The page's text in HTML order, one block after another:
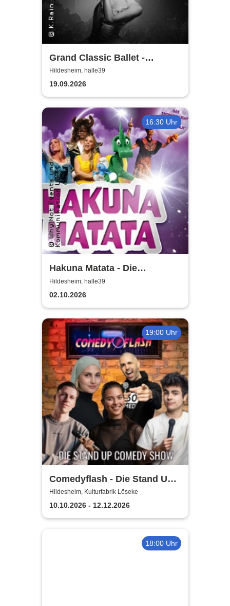
Grand Classic Ballet -
Schwanensee - Jenseits der
Bühne mit live Streichquartett
Hildesheim, halle39
19.09.2026
16:30 Uhr
Hakuna Matata - Die
einzigartige große
Kindermusical-Gala
Hildesheim, halle39
02.10.2026
19:00 Uhr
Comedyflash - Die Stand Up
Comedy Show in Hildesheim
Hildesheim, Kulturfabrik Löseke
10.10.2026 - 12.12.2026
18:00 Uhr